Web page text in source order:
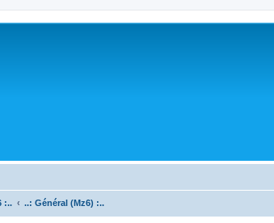
:.. ..: Général (Mz6) :..